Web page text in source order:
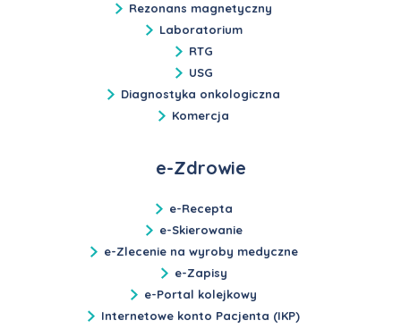
Rezonans magnetyczny
Laboratorium
RTG
USG
Diagnostyka onkologiczna
Komercja
e-Zdrowie
e-Recepta
e-Skierowanie
e-Zlecenie na wyroby medyczne
e-Zapisy
e-Portal kolejkowy
Internetowe konto Pacjenta (IKP)